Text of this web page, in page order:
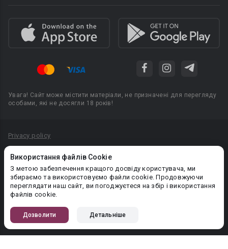
Використання файлів Cookie
З метою забезпечення кращого досвіду користувача, ми
збираємо та використовуємо файли cookie. Продовжуючи
переглядати наш сайт, ви погоджуєтеся на збір і використання
файлів cookie.
Дозволити Детальніше
Увага! Сайт може містити матеріали, не призначені для перегляду
особами, які не досягли 18 років!
Privacy policy
Політика конфіденційності
Правила публікації авторського контенту
PR-вiддiл: pr@booknet.com
© 2026 Booknet. Всі права захищено.